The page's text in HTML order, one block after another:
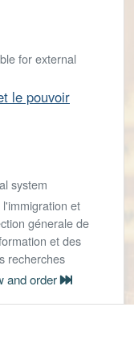
for external
le pouvoir
system
et
génerale de
et des
recherches
and order